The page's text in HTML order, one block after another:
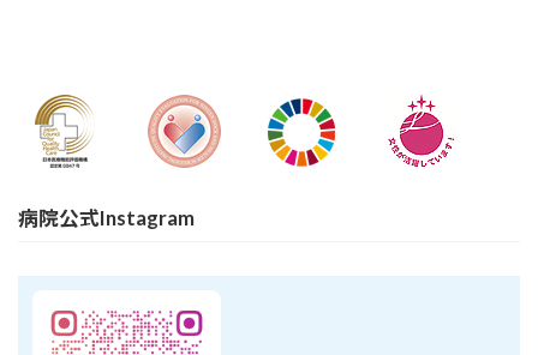
病院公式Instagram